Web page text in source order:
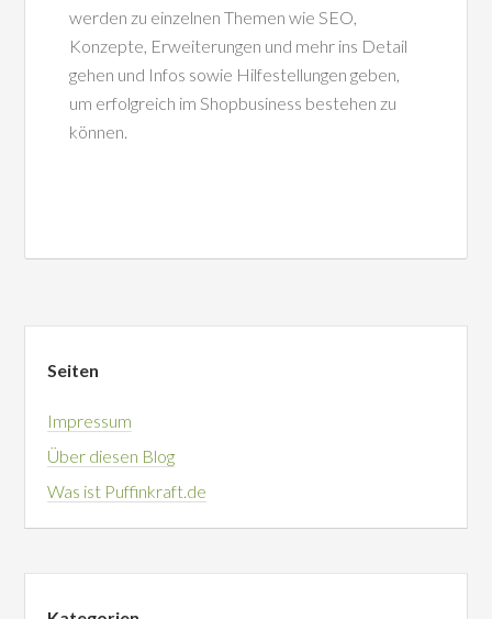
werden zu einzelnen Themen wie SEO,
Konzepte, Erweiterungen und mehr ins Detail
gehen und Infos sowie Hilfestellungen geben,
um erfolgreich im Shopbusiness bestehen zu
können.
Seiten
Impressum
Über diesen Blog
Was ist Puffinkraft.de